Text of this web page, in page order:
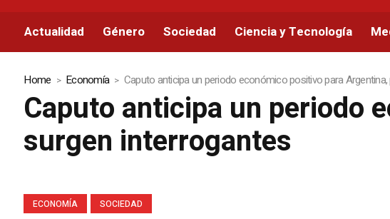
Actualidad Género Sociedad Ciencia y Tecnología
Home Economía Caputo anticipa un periodo económico positivo para
Caputo anticipa un periodo
surgen interrogantes
ECONOMÍA SOCIEDAD